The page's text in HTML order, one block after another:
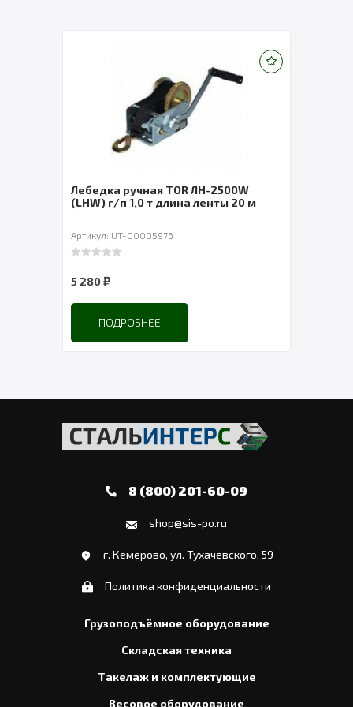
Лебедка ручная TOR ЛН-2500W
(LHW) г/п 1,0 т длина ленты 20 м
Артикул: UT-00005976
5 280₽
ПОДРОБНЕЕ
8 (800) 201-60-09
shop@sis-po.ru
г. Кемерово, ул. Тухачевского, 59
Политика конфиденциальности
Грузоподъёмное оборудование
Складская техника
Такелаж и комплектующие
Весовое оборудование